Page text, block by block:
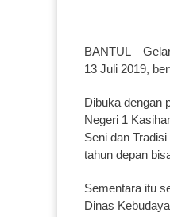
BANTUL –
13 Juli 2019,
Dibuka dengan
Negeri 1
Seni dan
tahun depan
Sementara itu
Dinas